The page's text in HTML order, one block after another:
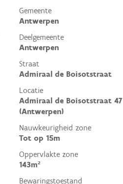
Gemeente
Antwerpen
Deelgemeente
Antwerpen
Straat
Admiraal de Boisotstraat
Locatie
Admiraal de Boisotstraat 47
(Antwerpen)
Nauwkeurigheid zone
Tot op 15m
Oppervlakte zone
143m²
Bewaringstoestand